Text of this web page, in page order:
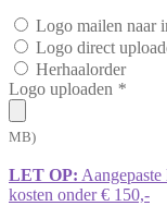
Logo mailen naar
Logo direct
Herhaalorder
Logo uploaden *
MB)
LET OP:
kosten onder € 150,-